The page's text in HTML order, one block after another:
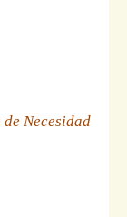
Necesidad